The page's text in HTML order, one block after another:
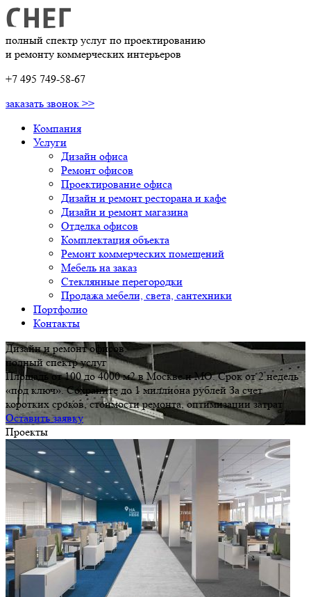
полный спектр услуг по проектированию
и ремонту коммерческих интерьеров
+7 495 749-58-67
заказать звонок >>
Компания
Услуги
Дизайн офиса
Ремонт офисов
Проектирование офиса
Дизайн и ремонт ресторана и кафе
Дизайн и ремонт магазина
Отделка офисов
Комплектация объекта
Ремонт коммерческих помещений
Мебель на заказ
Стеклянные перегородки
Продажа мебели, света, сантехники
Портфолио
Контакты
Дизайн и ремонт офисов:
полный спектр услуг
Площадь от 100 до 4000 м2 в Москве и МО. Срок от 2 недель
«под ключ». Сохраните до 1 миллиона рублей За счет
коротких сроков, стоимости ремонта, оптимизации затрат
Оставить заявку
Проекты